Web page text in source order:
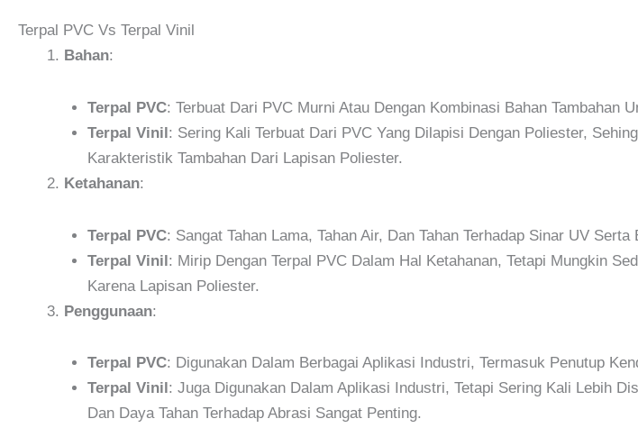
Terpal PVC Vs Terpal Vinil
Bahan:
Terpal PVC: Terbuat Dari PVC Murni Atau Dengan Kombinasi Bahan Tambahan
Terpal Vinil: Sering Kali Terbuat Dari PVC Yang Dilapisi Dengan Poliester,
Karakteristik Tambahan Dari Lapisan Poliester.
Ketahanan:
Terpal PVC: Sangat Tahan Lama, Tahan Air, Dan Tahan Terhadap Sinar UV Serta
Terpal Vinil: Mirip Dengan Terpal PVC Dalam Hal Ketahanan, Tetapi Mungkin
Karena Lapisan Poliester.
Penggunaan:
Terpal PVC: Digunakan Dalam Berbagai Aplikasi Industri, Termasuk Penutup
Terpal Vinil : Juga Digunakan Dalam Aplikasi Industri, Tetapi Sering Kali Lebih
Dan Daya Tahan Terhadap Abrasi Sangat Penting.